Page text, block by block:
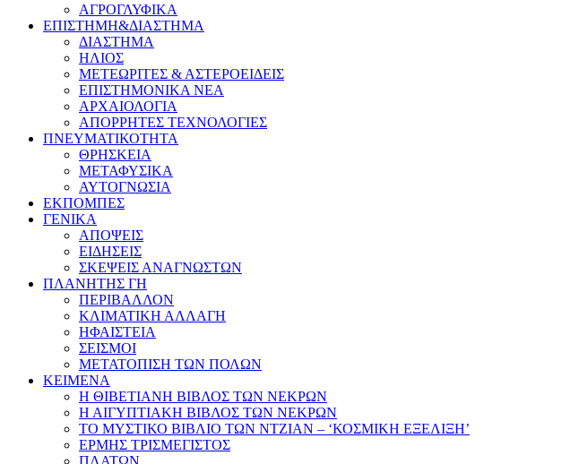
ΑΓΡΟΓΛΥΦΙΚΑ
ΕΠΙΣΤΗΜΗ&ΔΙΑΣΤΗΜΑ
ΔΙΑΣΤΗΜΑ
ΗΛΙΟΣ
ΜΕΤΕΩΡΙΤΕΣ & ΑΣΤΕΡΟΕΙΔΕΙΣ
ΕΠΙΣΤΗΜΟΝΙΚΑ ΝΕΑ
ΑΡΧΑΙΟΛΟΓΙΑ
ΑΠΟΡΡΗΤΕΣ ΤΕΧΝΟΛΟΓΙΕΣ
ΠΝΕΥΜΑΤΙΚΟΤΗΤΑ
ΘΡΗΣΚΕΙΑ
ΜΕΤΑΦΥΣΙΚΑ
ΑΥΤΟΓΝΩΣΙΑ
ΕΚΠΟΜΠΕΣ
ΓΕΝΙΚΑ
ΑΠΟΨΕΙΣ
ΕΙΔΗΣΕΙΣ
ΣΚΕΨΕΙΣ ΑΝΑΓΝΩΣΤΩΝ
ΠΛΑΝΗΤΗΣ ΓΗ
ΠΕΡΙΒΑΛΛΟΝ
ΚΛΙΜΑΤΙΚΗ ΑΛΛΑΓΗ
ΗΦΑΙΣΤΕΙΑ
ΣΕΙΣΜΟΙ
ΜΕΤΑΤΟΠΙΣΗ ΤΩΝ ΠΟΛΩΝ
ΚΕΙΜΕΝΑ
Η ΘΙΒΕΤΙΑΝΗ ΒΙΒΛΟΣ ΤΩΝ ΝΕΚΡΩΝ
Η ΑΙΓΥΠΤΙΑΚΗ ΒΙΒΛΟΣ ΤΩΝ ΝΕΚΡΩΝ
ΤΟ ΜΥΣΤΙΚΟ ΒΙΒΛΙΟ ΤΩΝ ΝΤΖΙΑΝ – ‘ΚΟΣΜΙΚΗ ΕΞΕΛΙΞΗ’
ΕΡΜΗΣ ΤΡΙΣΜΕΓΙΣΤΟΣ
ΠΛΑΤΩΝ